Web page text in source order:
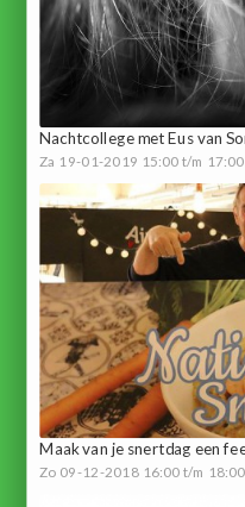
Nachtcollege met Eus van
Za 19-01-2019 15:00 t/m 17:00
Maak van je snertdag een
Zo 09-12-2018 16:00 t/m 18:00